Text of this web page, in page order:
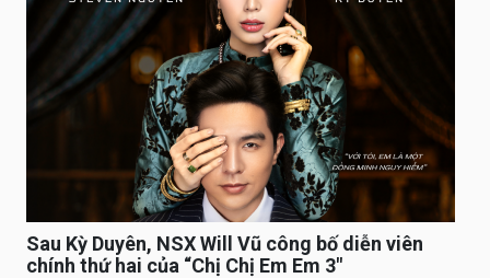
Sau Kỳ Duyên, NSX Will Vũ công bố diễn viên
chính thứ hai của “Chị Chị Em Em 3″